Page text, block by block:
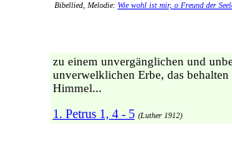
Bibellied, Melodie: Wie wohl ist mir, o Freund der
zu einem unvergänglichen und
unverwelklichen Erbe, das
Himmel...
1. Petrus 1, 4 - 5 (Luther 1912)